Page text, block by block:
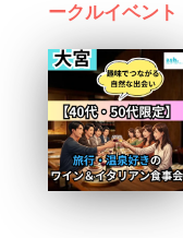
ークルイベント